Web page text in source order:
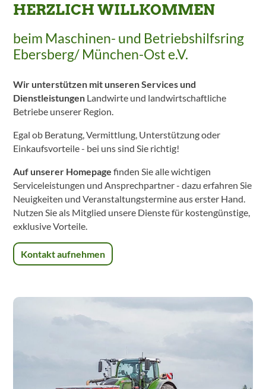
HERZLICH WILLKOMMEN
beim Maschinen- und Betriebshilfsring
Ebersberg/ München-Ost e.V.
Wir unterstützen mit unseren Services und
Dienstleistungen Landwirte und landwirtschaftliche
Betriebe unserer Region.
Egal ob Beratung, Vermittlung, Unterstützung oder
Einkaufsvorteile - bei uns sind Sie richtig!
Auf unserer Homepage finden Sie alle wichtigen
Serviceleistungen und Ansprechpartner - dazu erfahren Sie
Neuigkeiten und Veranstaltungstermine aus erster Hand.
Nutzen Sie als Mitglied unsere Dienste für kostengünstige,
exklusive Vorteile.
Kontakt aufnehmen